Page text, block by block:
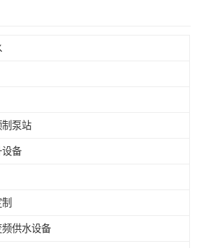
泵站
设备
供水设备